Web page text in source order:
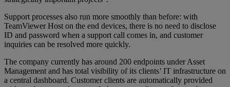
Support processes also run more smoothly than before: with
TeamViewer Host on the end devices, there is no need to disclose
ID and password when a support call comes in, and customer
inquiries can be resolved more quickly.
The company currently has around 200 endpoints under Asset
Management and has total visibility of its clients’ IT infrastructure on
a central dashboard. Customer clients are automatically provided